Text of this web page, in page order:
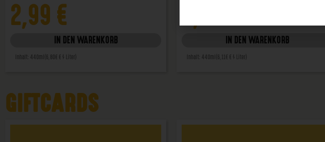
2,99 €
IN DEN WARENKORB IN DEN WARENKORB
GIFTCARDS